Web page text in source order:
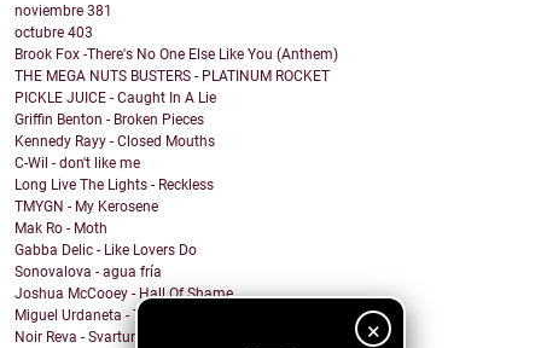
×
noviembre 381
octubre 403
Brook Fox -There's No One Else Like You (Anthem)
THE MEGA NUTS BUSTERS - PLATINUM ROCKET
PICKLE JUICE - Caught In A Lie
Griffin Benton - Broken Pieces
Kennedy Rayy - Closed Mouths
C-Wil - don't like me
Long Live The Lights - Reckless
TMYGN - My Kerosene
Mak Ro - Moth
Gabba Delic - Like Lovers Do
Sonovalova - agua fría
Joshua McCooey - Hall Of Shame
Miguel Urdaneta - Te Sigo Pensando
Noir Reva - Svartur